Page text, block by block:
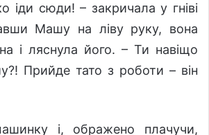
іди сюди! – закричала у гніві
Машу на ліву руку, вона
і ляснула його. – Ти навіщо
Прийде тато з роботи – він
і, ображено плачучи,